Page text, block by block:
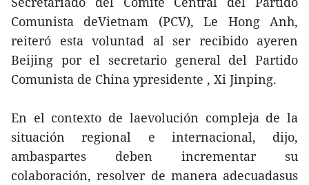
Comunista deVietnam (PCV), Le Hong Anh,
reiteró esta voluntad al ser recibido ayeren
Beijing por el secretario general del Partido
Comunista de China ypresidente , Xi Jinping.
En el contexto de laevolución compleja de la
situación regional e internacional, dijo,
ambaspartes deben incrementar su
colaboración, resolver de manera adecuadasus